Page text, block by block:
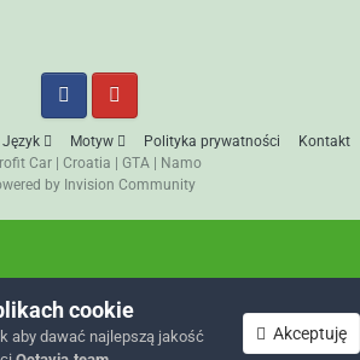
Język Motyw Polityka prywatności
Kontakt
Car| Croatia GTA|
Namo
by Invision Community
cookie
aby dawać najlepszą jakość
Akceptuję